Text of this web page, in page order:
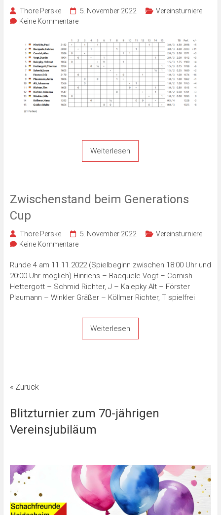
Thore Perske 5. November 2022
Vereinsturniere
Keine Kommentare
Weiterlesen
Zwischenstand beim Generations
Cup
Thore Perske 5. November 2022
Vereinsturniere
Keine Kommentare
Runde 4 am 11.11.2022 (Spielbeginn zwischen 18:00 Uhr und
20:00 Uhr möglich) Hinrichs – Bacquele Vogt – Cornish
Hettergott – Schmid Richter, J – Kalepky Alt – Förster
Plaumann – Winkler Gräßer – Köllmer Richter, T spielfrei
Weiterlesen
« Zurück
Blitzturnier zum 70-jährigen
Vereinsjubiläum